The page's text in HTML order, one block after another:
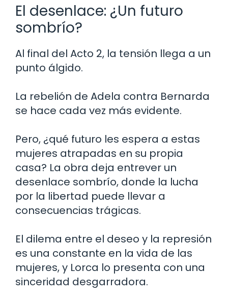
El desenlace: ¿Un futuro
sombrío?
Al final del Acto 2, la tensión llega a un
punto álgido.
La rebelión de Adela contra Bernarda
se hace cada vez más evidente.
Pero, ¿qué futuro les espera a estas
mujeres atrapadas en su propia
casa? La obra deja entrever un
desenlace sombrío, donde la lucha
por la libertad puede llevar a
consecuencias trágicas.
El dilema entre el deseo y la represión
es una constante en la vida de las
mujeres, y Lorca lo presenta con una
sinceridad desgarradora.